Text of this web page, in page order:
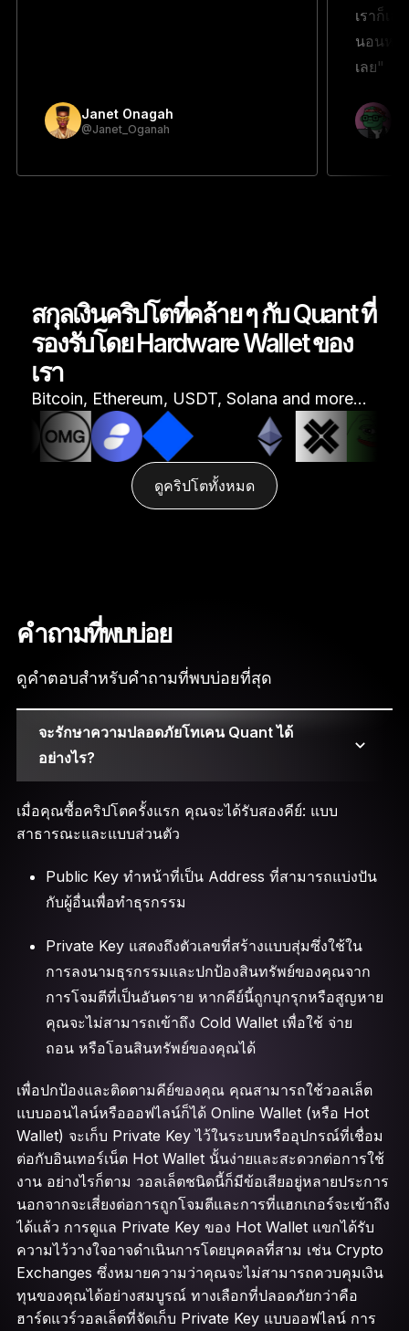
Janet Onagah
@Janet_Oganah
เราก็เ
นอนหลั
เลย"
สกุลเงินคริปโตที่คล้าย ๆ กับ Quant ที่
รองรับโดย Hardware Wallet ของ
เรา
Bitcoin, Ethereum, USDT, Solana and more…
ดูคริปโตทั้งหมด
คำถามที่พบบ่อย
ดูคำตอบสำหรับคำถามที่พบบ่อยที่สุด
จะรักษาความปลอดภัยโทเคน Quant ได้
อย่างไร?
เมื่อคุณซื้อคริปโตครั้งแรก คุณจะได้รับสองคีย์: แบบ
สาธารณะและแบบส่วนตัว
Public Key ทำหน้าที่เป็น Address ที่สามารถแบ่งปัน
กับผู้อื่นเพื่อทำธุรกรรม
Private Key แสดงถึงตัวเลขที่สร้างแบบสุ่มซึ่งใช้ใน
การลงนามธุรกรรมและปกป้องสินทรัพย์ของคุณจาก
การโจมตีที่เป็นอันตราย หากคีย์นี้ถูกบุกรุกหรือสูญหาย
คุณจะไม่สามารถเข้าถึง Cold Wallet เพื่อใช้ จ่าย
ถอน หรือโอนสินทรัพย์ของคุณได้
เพื่อปกป้องและติดตามคีย์ของคุณ คุณสามารถใช้วอลเล็ต
แบบออนไลน์หรือออฟไลน์ก็ได้ Online Wallet (หรือ Hot
Wallet) จะเก็บ Private Key ไว้ในระบบหรืออุปกรณ์ที่เชื่อม
ต่อกับอินเทอร์เน็ต Hot Wallet นั้นง่ายและสะดวกต่อการใช้
งาน อย่างไรก็ตาม วอลเล็ตชนิดนี้ก็มีข้อเสียอยู่หลายประการ
นอกจากจะเสี่ยงต่อการถูกโจมตีและการที่แฮกเกอร์จะเข้าถึง
ได้แล้ว การดูแล Private Key ของ Hot Wallet แขกได้รับ
ความไว้วางใจอาจดำเนินการโดยบุคคลที่สาม เช่น Crypto
Exchanges ซึ่งหมายความว่าคุณจะไม่สามารถควบคุมเงิน
ทุนของคุณได้อย่างสมบูรณ์ ทางเลือกที่ปลอดภัยกว่าคือ
ฮาร์ดแวร์วอลเล็ตที่จัดเก็บ Private Key แบบออฟไลน์ การ